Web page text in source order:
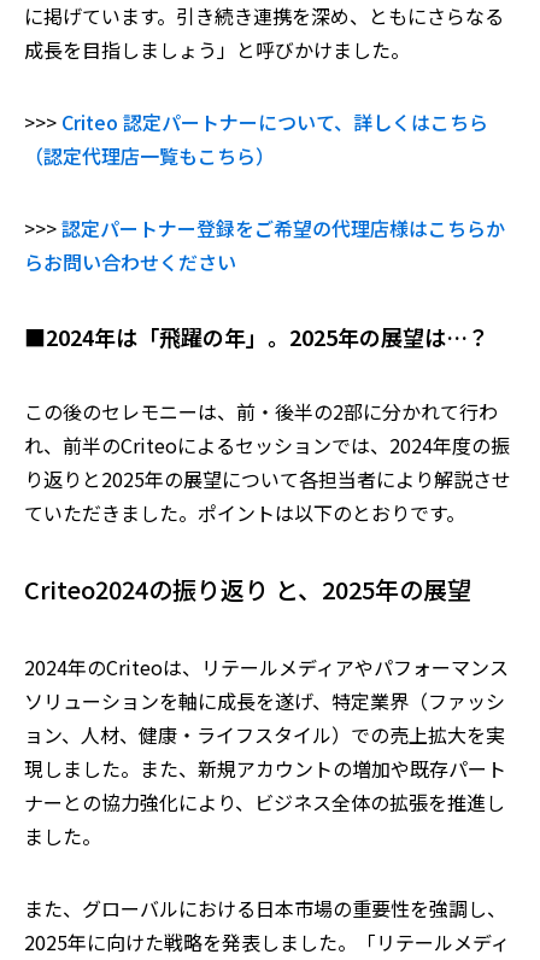
に掲げています。引き続き連携を深め、ともにさらなる
成長を目指しましょう」と呼びかけました。
>>> Criteo 認定パートナーについて、詳しくはこちら
（認定代理店一覧もこちら）
>>>認定パートナー登録をご希望の代理店様はこちらか
らお問い合わせください
■2024年は「飛躍の年」。2025年の展望は…？
この後のセレモニーは、前・後半の2部に分かれて行わ
れ、前半のCriteoによるセッションでは、 2024年度の振
り返りと2025年の展望について各担当者により解説させ
ていただきました。ポイントは以下のとおりです。
Criteo2024の振り返り と、2025年の展望
2024年のCriteoは、リテールメディアやパフォーマンス
ソリューションを軸に成長を遂げ、特定業界（ファッシ
ョン、人材、健康・ライフスタイル）での売上拡大を実
現しました。また、新規アカウントの増加や既存パート
ナーとの協力強化により、ビジネス全体の拡張を推進し
ました。
また、グローバルにおける日本市場の重要性を強調し、
2025年に向けた戦略を発表しました。「リテールメディ